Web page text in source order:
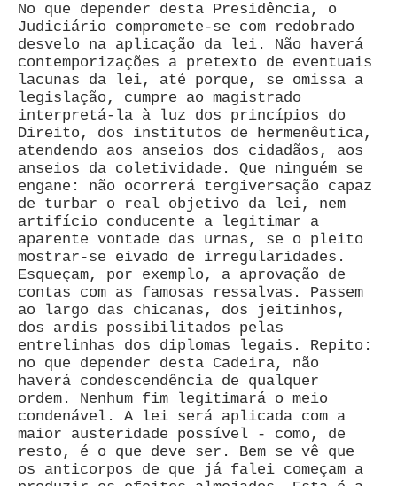
No que depender desta Presidência, o
Judiciário compromete-se com redobrado
desvelo na aplicação da lei. Não haverá
contemporizações a pretexto de eventuais
lacunas da lei, até porque, se omissa a
legislação, cumpre ao magistrado
interpretá-la à luz dos princípios do
Direito, dos institutos de hermenêutica,
atendendo aos anseios dos cidadãos, aos
anseios da coletividade. Que ninguém se
engane: não ocorrerá tergiversação capaz
de turbar o real objetivo da lei, nem
artifício conducente a legitimar a
aparente vontade das urnas, se o pleito
mostrar-se eivado de irregularidades.
Esqueçam, por exemplo, a aprovação de
contas com as famosas ressalvas. Passem
ao largo das chicanas, dos jeitinhos,
dos ardis possibilitados pelas
entrelinhas dos diplomas legais. Repito:
no que depender desta Cadeira, não
haverá condescendência de qualquer
ordem. Nenhum fim legitimará o meio
condenável. A lei será aplicada com a
maior austeridade possível - como, de
resto, é o que deve ser. Bem se vê que
os anticorpos de que já falei começam a